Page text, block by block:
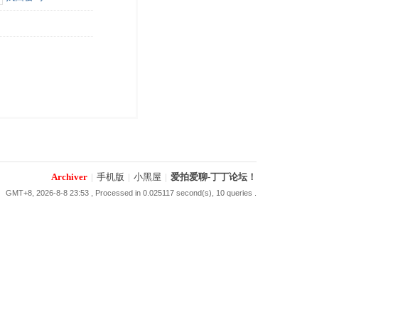
Archiver | 手机版 | 小黑屋 | 爱拍爱聊-丁丁论坛！
GMT+8, 2026-8-8 23:53 , Processed in 0.025117 second(s), 10 queries .